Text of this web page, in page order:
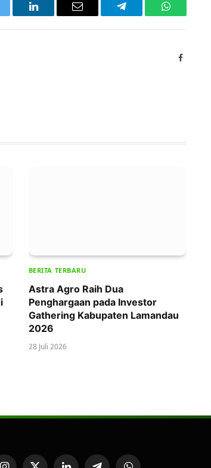
LinkedIn Email Telegram WhatsApp
Facebook
BERITA TERBARU
Astra Agro Raih Dua
Penghargaan pada Investor
Gathering Kabupaten Lamandau
2026
28 Juli 2026